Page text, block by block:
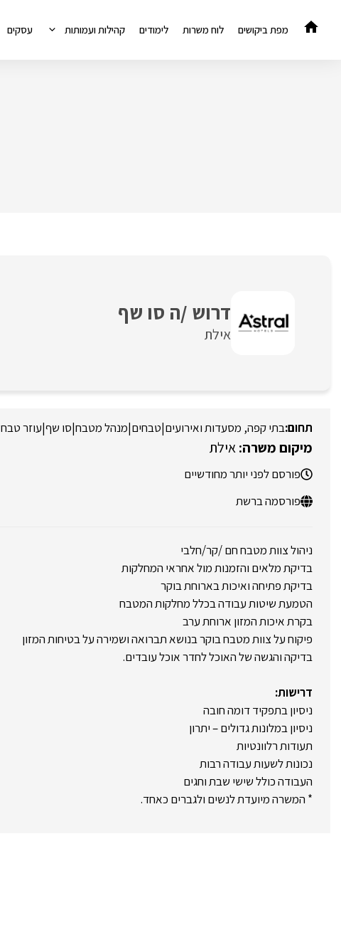
לתוכן
מפת ביקושים לוח משרות לימודים קהילות ועמותות עסקים
דרוש /ה סו שף
אילת
בתי קפה, מסעדות ואירועים|טבחים|מנהל מטבח|סו שף|עוזר טבח
אילת
פורסם לפני יותר מחודשיים
פורסמה ברשת
ניהול צוות מטבח חם /קר/חלבי
בדיקת מלאים והזמנות מול אחראי המחלקות
בדיקת פתיחה ואיכות בארוחת בוקר
הטמעת שיטות עבודה בכלל מחלקות המטבח
בקרת איכות המזון ארוחת ערב
פיקוח על צוות מטבח בוקר בנושא תברואה ושמירה על בטיחות המזון
בדיקה והגשה של האוכל לחדר אוכל עובדים.
דרישות:
ניסיון בתפקיד דומה חובה
ניסיון במלונות גדולים – יתרון
תעודות רלוונטיות
נכונות לשעות עבודה רבות
העבודה כולל שישי שבת וחגים
* המשרה מיועדת לנשים ולגברים כאחד.